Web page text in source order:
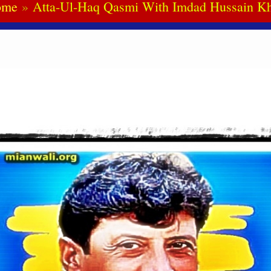
Atta-Ul-Haq Qasmi With Imdad Hussain